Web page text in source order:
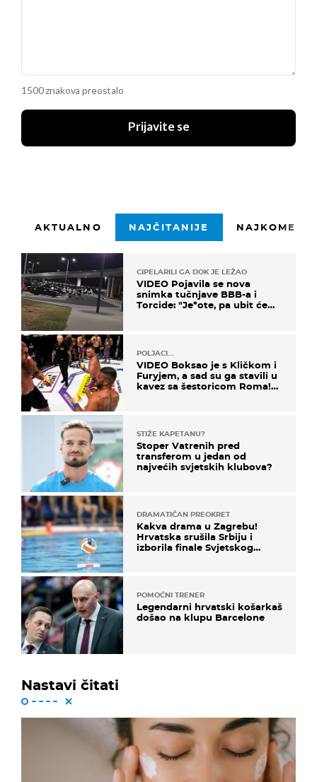
1500 znakova preostalo
Prijavite se
AKTUALNO NAJČITANIJE
CIPELARILI GA DOK JE LEŽAO
VIDEO Pojavila se nova
snimka tučnjave BBB-a i
Torcide: "Je*ote, pa ubit će
POLJACI...
VIDEO Boksao je s Kličkom i
Furyjem, a sad su ga stavili u
kavez sa šestoricom Roma!
STIŽE KAPETANU?
Stoper Vatrenih pred
transferom u jedan od
najvećih svjetskih klubova?
DRAMATIČAN PREOKRET
Kakva drama u Zagrebu!
Hrvatska srušila Srbiju i
izborila finale Svjetskog
POMOĆNI TRENER
Legendarni hrvatski košarkaš
došao na klupu Barcelone
Nastavi čitati